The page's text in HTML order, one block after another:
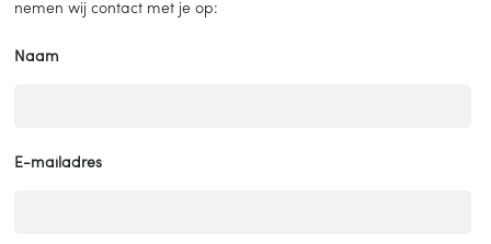
nemen wij contact met je op:
Naam
E-mailadres